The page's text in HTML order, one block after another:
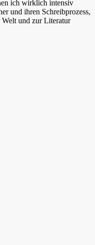
ich wirklich intensiv
und ihren Schreibprozess,
und zur Literatur